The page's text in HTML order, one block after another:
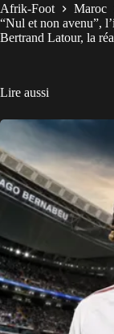
Afrik-Foot
Maroc
“Nul et non avenu”,
Bertrand Latour, la
Lire aussi